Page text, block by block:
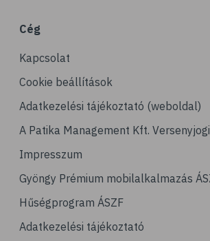
# csonttörés
# mozgásszervi problémák
# köszvény
# ínhüvelygyulladás
# tél
# vérnyomásmérés
# kardiológia
Cég
Kapcsolat
Cookie beállítások
Adatkezelési tájékoztató (weboldal)
A Patika Management Kft.
Impresszum
Gyöngy Prémium mobilalkalmazás
Hűségprogram ÁSZF
Adatkezelési tájékoztató